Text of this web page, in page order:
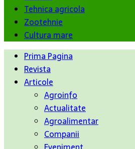
Tehnica agricola
Zootehnie
Cultura mare
Prima Pagina
Revista
Articole
Agroinfo
Actualitate
Agroalimentar
Companii